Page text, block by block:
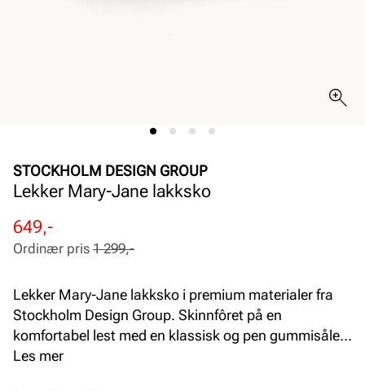
STOCKHOLM DESIGN GROUP
Lekker Mary-Jane lakksko
Rabattert
pris
649,-
Ordinær
pris
Ordinær pris 1 299,-
Lekker Mary-Jane lakksko i premium materialer fra
Stockholm Design Group. Skinnfôret på en
komfortabel lest med en klassisk og pen gummisåle.
Med sin pene og praktiske spenne over vristen kan
Les mer